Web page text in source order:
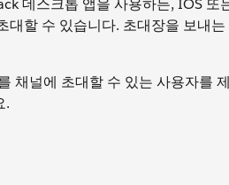
대할 수 있습니다. 초대장을 보내
채널에 초대할 수 있는 사용자를
.